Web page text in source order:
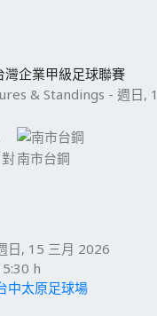
企業甲級足球聯賽
& Standings - 週日,
對南市台鋼
日, 15 三月 2026
h
中太原足球場